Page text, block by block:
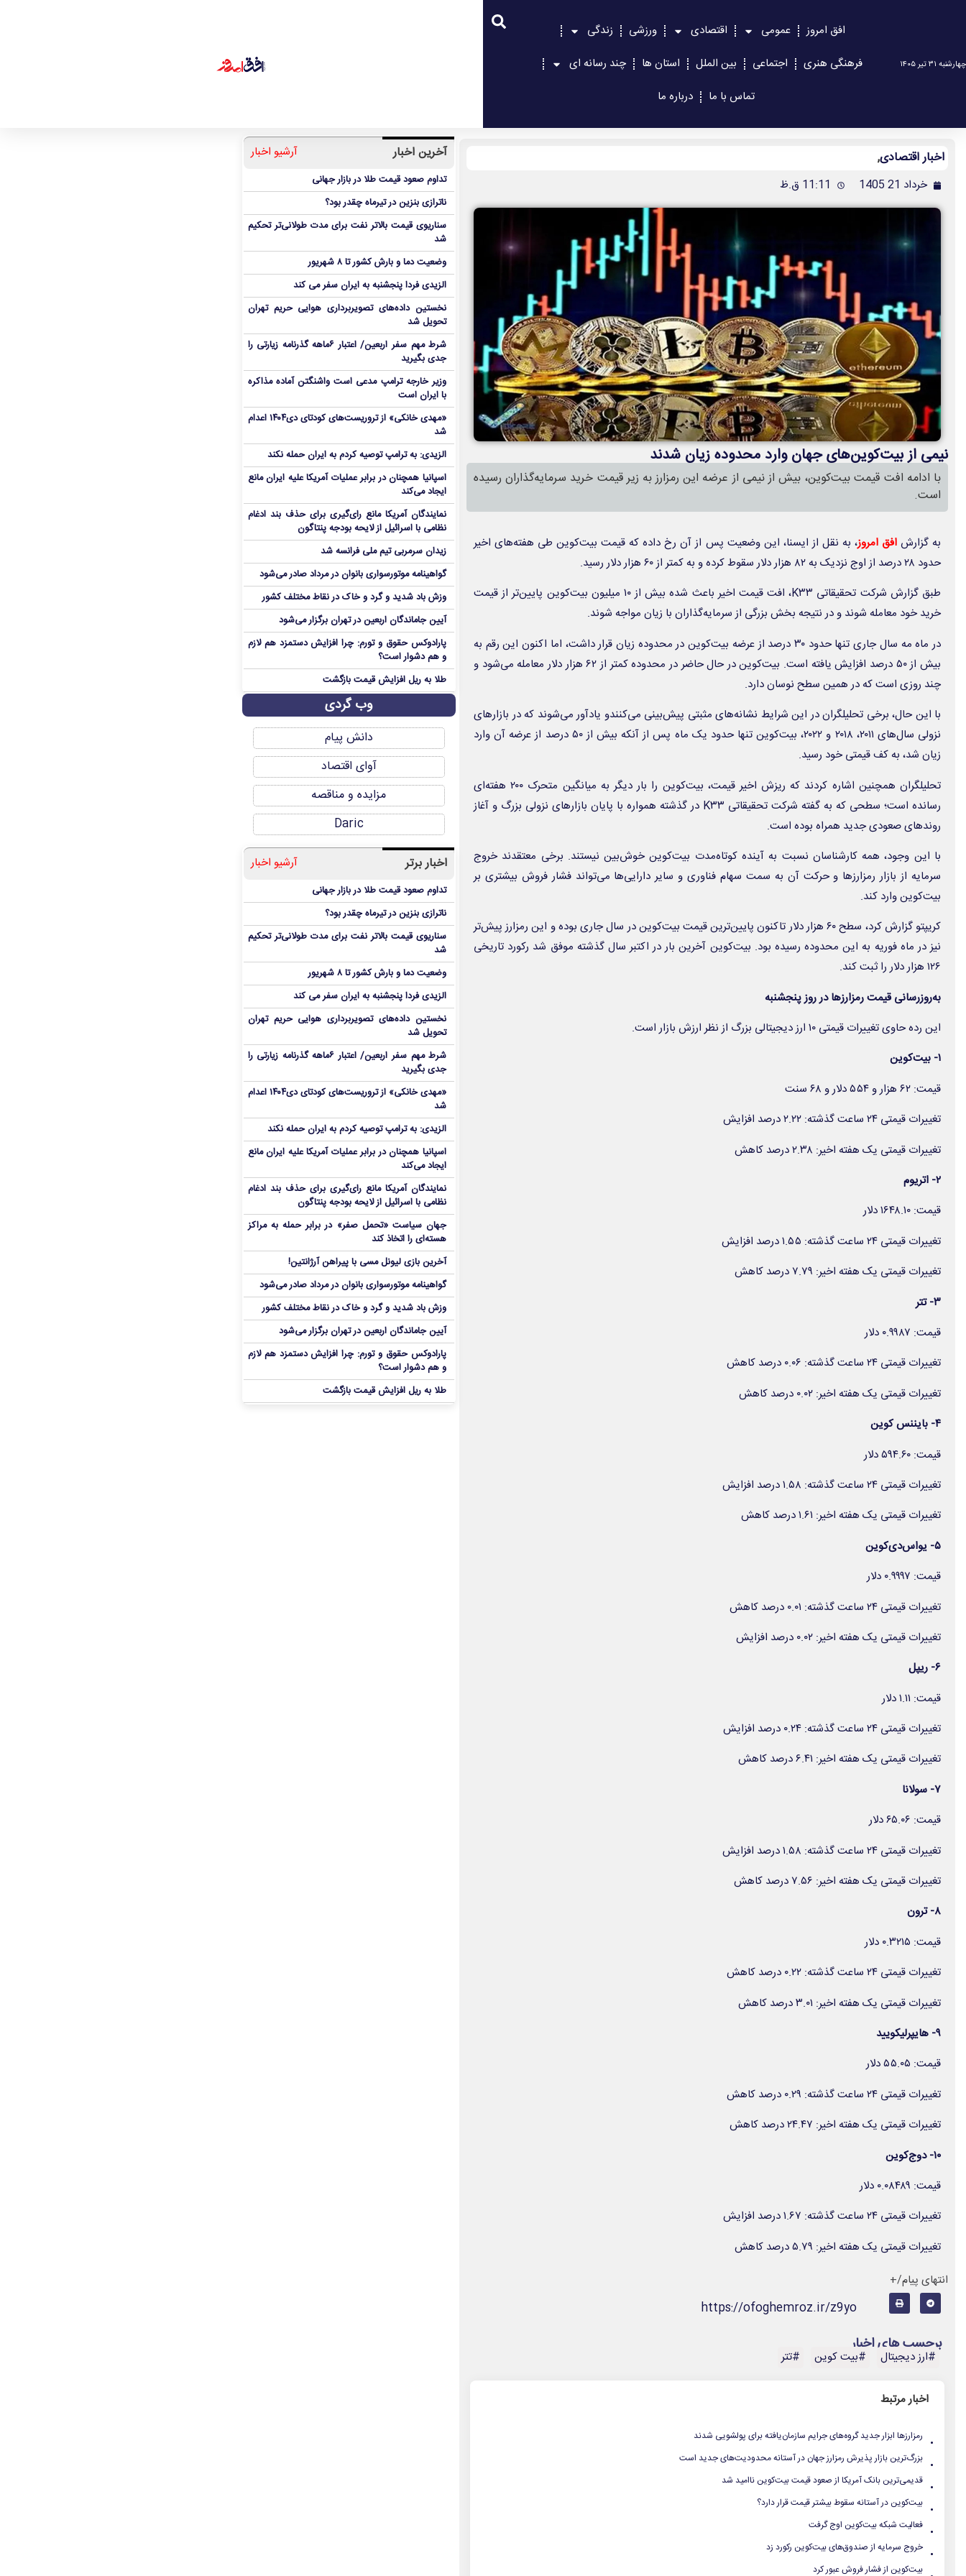
چهارشنبه ۳۱ تیر ۱۴۰۵
افق امروز عمومی اقتصادی ورزشی
زندگی
فرهنگی هنری
اجتماعی بین الملل استان ها
چند رسانه ای
تماس با ما
درباره ما
اخبار اقتصادی,
خرداد 21 1405 11:11 ق.ظ
نیمی از بیت‌کوین‌های جهان وارد محدوده زیان شدند
با ادامه افت قیمت بیت‌کوین، بیش از نیمی از عرضه این رمزارز به زیر قیمت خرید سرمایه‌گذاران رسیده
است.
به گزارشافق امروز، به نقل از ایسنا، این وضعیت پس از آن رخ داده که قیمت بیت‌کوین طی هفته‌های اخیر
حدود ۲۸ درصد از اوج نزدیک به ۸۲ هزار دلار سقوط کرده و به کمتر از ۶۰ هزار دلار رسید.
طبق گزارش شرکت تحقیقاتی K۳۳، افت قیمت اخیر باعث شده بیش از ۱۰ میلیون بیت‌کوین پایین‌تر از قیمت
خرید خود معامله شوند و در نتیجه بخش بزرگی از سرمایه‌گذاران با زیان مواجه شوند.
در ماه مه سال جاری تنها حدود ۳۰ درصد از عرضه بیت‌کوین در محدوده زیان قرار داشت، اما اکنون این رقم به
بیش از ۵۰ درصد افزایش یافته است. بیت‌کوین در حال حاضر در محدوده کمتر از ۶۲ هزار دلار معامله می‌شود و
چند روزی است که در همین سطح نوسان دارد.
با این حال، برخی تحلیلگران در این شرایط نشانه‌های مثبتی پیش‌بینی می‌کنندو یادآور می‌شوند که در بازارهای
نزولی سال‌های ۲۰۱۱، ۲۰۱۸ و ۲۰۲۲، بیت‌کوین تنها حدود یک ماه پس از آنکه بیش از ۵۰ درصد از عرضه آن وارد
زیان شد، به کف قیمتی خود رسید.
تحلیلگران همچنین اشاره کردند که ریزش اخیر قیمت، بیت‌کوین را بار دیگر به میانگین متحرک ۲۰۰ هفته‌ای
رسانده است؛ سطحی که به گفته شرکت تحقیقاتی K۳۳ در گذشته همواره با پایان بازارهای نزولی بزرگ و آغاز
روندهای صعودی جدید همراه بوده است.
با این وجود، همه کارشناسان نسبت به آینده کوتاه‌مدت بیت‌کوین خوش‌بین نیستند. برخی معتقدند خروج
سرمایه از بازار رمزارزها و حرکت آن به سمت سهام فناوری و سایر دارایی‌ها می‌تواند فشار فروش بیشتری بر
بیت‌کوین وارد کند.
کریپتو گزارش کرد، سطح ۶۰ هزار دلار تاکنون پایین‌ترین قیمت بیت‌کوین در سال جاری بوده و این رمزارز پیش‌تر
نیز در ماه فوریه به این محدوده رسیده بود. بیت‌کوین آخرین بار در اکتبر سال گذشته موفق شد رکورد تاریخی
۱۲۶ هزار دلار را ثبت کند.
به‌روزرسانی قیمت رمزارزها در روز پنجشنبه
این رده حاوی تغییرات قیمتی ۱۰ ارز دیجیتالی بزرگ از نظر ارزش بازار است.
۱- بیت‌کوین
قیمت: ۶۲ هزار و ۵۵۴ دلار و ۶۸ سنت
تغییرات قیمتی ۲۴ ساعت گذشته: ۲.۲۲ درصد افزایش
تغییرات قیمتی یک هفته اخیر: ۲.۳۸ درصد کاهش
۲- اتریوم
قیمت: ۱۶۴۸.۱۰ دلار
تغییرات قیمتی ۲۴ ساعت گذشته: ۱.۵۵ درصد افزایش
تغییرات قیمتی یک هفته اخیر: ۷.۷۹ درصد کاهش
۳- تتر
قیمت: ۰.۹۹۸۷ دلار
تغییرات قیمتی ۲۴ ساعت گذشته: ۰.۰۶ درصد کاهش
تغییرات قیمتی یک هفته اخیر: ۰.۰۲ درصد کاهش
۴- بایننس کوین
قیمت: ۵۹۴.۶۰ دلار
تغییرات قیمتی ۲۴ ساعت گذشته: ۱.۵۸ درصد افزایش
تغییرات قیمتی یک هفته اخیر: ۱.۶۱ درصد کاهش
۵- یواس‌دی‌کوین
قیمت: ۰.۹۹۹۷ دلار
تغییرات قیمتی ۲۴ ساعت گذشته: ۰.۰۱ درصد کاهش
تغییرات قیمتی یک هفته اخیر: ۰.۰۲ درصد افزایش
۶- ریپل
قیمت: ۱.۱۱ دلار
تغییرات قیمتی ۲۴ ساعت گذشته: ۰.۲۴ درصد افزایش
تغییرات قیمتی یک هفته اخیر: ۶.۴۱ درصد کاهش
۷- سولانا
قیمت: ۶۵.۰۶ دلار
تغییرات قیمتی ۲۴ ساعت گذشته: ۱.۵۸ درصد افزایش
تغییرات قیمتی یک هفته اخیر: ۷.۵۶ درصد کاهش
۸- ترون
قیمت: ۰.۳۲۱۵ دلار
تغییرات قیمتی ۲۴ ساعت گذشته: ۰.۲۲ درصد کاهش
تغییرات قیمتی یک هفته اخیر: ۳.۰۱ درصد کاهش
۹- هایپرلیکویید
قیمت: ۵۵.۰۵ دلار
تغییرات قیمتی ۲۴ ساعت گذشته: ۰.۲۹ درصد کاهش
تغییرات قیمتی یک هفته اخیر: ۲۴.۴۷ درصد کاهش
۱۰- دوج‌کوین
قیمت: ۰.۰۸۴۸۹ دلار
تغییرات قیمتی ۲۴ ساعت گذشته: ۱.۶۷ درصد افزایش
تغییرات قیمتی یک هفته اخیر: ۵.۷۹ درصد کاهش
انتهای پیام/+
https://ofoghemroz.ir/z9yo
برچسب های اخبار
#ارز دیجیتال #بیت کوین #تتر
اخبار مرتبط
. رمزارزها ابزار جدید گروه‌های جرایم سازمان‌یافته برای پولشویی شدند
. بزرگ‌ترین بازار پذیرش رمزارز جهان در آستانه محدودیت‌های جدید است
. قدیمی‌ترین بانک آمریکا از صعود قیمت بیت‌کوین ناامید شد
. بیت‌کوین در آستانه سقوط بیشتر قیمت قرار دارد؟
. فعالیت شبکه بیت‌کوین اوج گرفت
. خروج سرمایه از صندوق‌های بیت‌کوین رکورد زد
بیت‌کوین از فشار فروش عبور کرد
آخرین اخبار آرشیو اخبار
تداوم صعود قیمت طلا در بازار جهانی
ناترازی بنزین در تیرماه چقدر بود؟
سناریوی قیمت بالاتر نفت برای مدت طولانی‌تر تحکیم
شد
وضعیت دما و بارش کشور تا ۸ شهریور
الزیدی فردا پنجشنبه به ایران سفر می کند
نخستین داده‌های تصویربرداری هوایی حریم تهران
تحویل شد
شرط مهم سفر اربعین/ اعتبار ۶ماهه گذرنامه زیارتی را
جدی بگیرید
وزیر خارجه ترامپ مدعی است واشنگتن آماده مذاکره
با ایران است
«مهدی خانکی» از تروریست‌های کودتای دی۱۴۰۴ اعدام
شد
الزیدی: به ترامپ توصیه کردم به ایران حمله نکند
اسپانیا همچنان در برابر عملیات آمریکا علیه ایران مانع
ایجاد می‌کند
نمایندگان آمریکا مانع رای‌گیری برای حذف بند ادغام
نظامی با اسرائیل از لایحه بودجه پنتاگون
زیدان سرمربی تیم ملی فرانسه شد
گواهینامه موتورسواری بانوان در مرداد صادر می‌شود
وزش باد شدید و گرد و خاک در نقاط مختلف کشور
آیین جاماندگان اربعین در تهران برگزار می‌شود
پارادوکس حقوق و تورم: چرا افزایش دستمزد هم لازم
و هم دشوار است؟
طلا به ریل افزایش قیمت بازگشت
وب گردی
دانش پیام
آوای اقتصاد
مزایده و مناقصه
Daric
اخبار برتر آرشیو اخبار
تداوم صعود قیمت طلا در بازار جهانی
ناترازی بنزین در تیرماه چقدر بود؟
سناریوی قیمت بالاتر نفت برای مدت طولانی‌تر تحکیم
شد
وضعیت دما و بارش کشور تا ۸ شهریور
الزیدی فردا پنجشنبه به ایران سفر می کند
نخستین داده‌های تصویربرداری هوایی حریم تهران
تحویل شد
شرط مهم سفر اربعین/ اعتبار ۶ماهه گذرنامه زیارتی را
جدی بگیرید
«مهدی خانکی» از تروریست‌های کودتای دی۱۴۰۴ اعدام
شد
الزیدی: به ترامپ توصیه کردم به ایران حمله نکند
اسپانیا همچنان در برابر عملیات آمریکا علیه ایران مانع
ایجاد می‌کند
نمایندگان آمریکا مانع رای‌گیری برای حذف بند ادغام
نظامی با اسرائیل از لایحه بودجه پنتاگون
جهان سیاست «تحمل صفر» در برابر حمله به مراکز
هسته‌ای را اتخاذ کند
آخرین بازی لیونل مسی با پیراهن آرژانتین!
گواهینامه موتورسواری بانوان در مرداد صادر می‌شود
وزش باد شدید و گرد و خاک در نقاط مختلف کشور
آیین جاماندگان اربعین در تهران برگزار می‌شود
پارادوکس حقوق و تورم: چرا افزایش دستمزد هم لازم
و هم دشوار است؟
طلا به ریل افزایش قیمت بازگشت